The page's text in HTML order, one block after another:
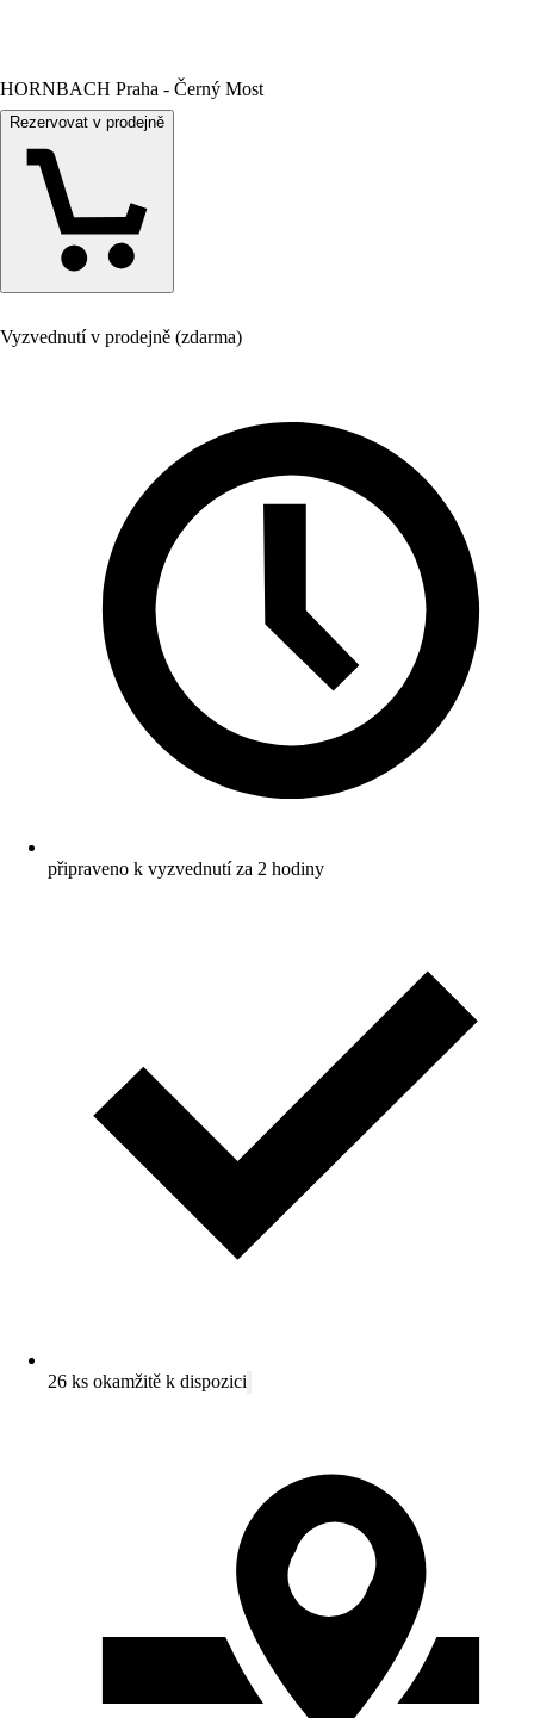
HORNBACH Praha - Černý Most
Rezervovat v prodejně
Vyzvednutí v prodejně (zdarma)
připraveno k vyzvednutí za 2 hodiny
26 ks okamžitě k dispozici